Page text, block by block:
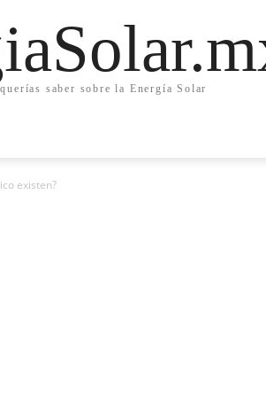
saber sobre la Energía Solar
existen?